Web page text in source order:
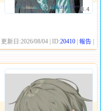
8.4
| 更新日:2026/08/04 | ID:20410 |報告